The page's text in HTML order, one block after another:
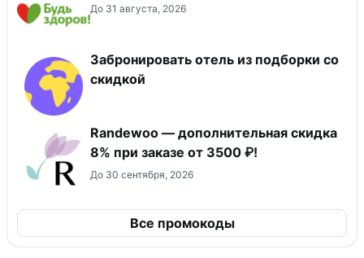
До 31 августа, 2026
Забронировать отель из подборки со
скидкой
Randewoo — дополнительная скидка
8% при заказе от 3500 ₽!
До 30 сентября, 2026
Все промокоды